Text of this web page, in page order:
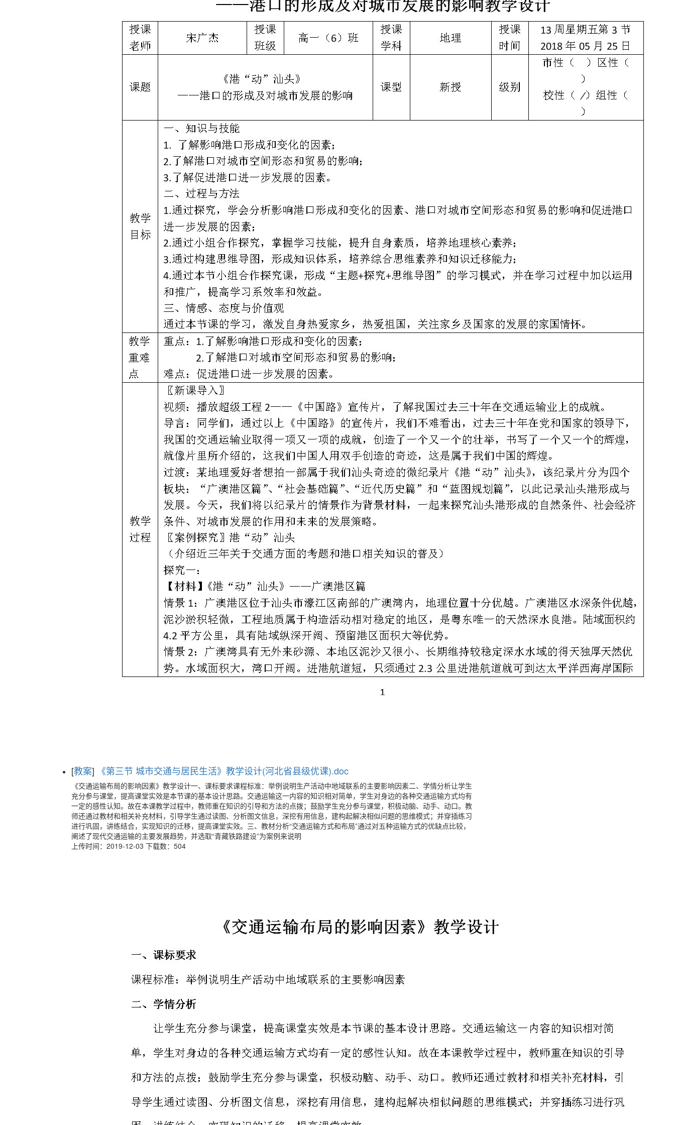
[教案] 《第三节 城市交通与居民生活》教学设计(河北省县级优课).doc
《交通运输布局的影响因素》教学设计一、课标要求课程标准：举例说明生产活动中地域联系的主要影响因素二、学情分析让学生
充分参与课堂，提高课堂实效是本节课的基本设计思路。交通运输这一内容的知识相对简单，学生对身边的各种交通运输方式均有
一定的感性认知。故在本课教学过程中，教师重在知识的引导和方法的点拨；鼓励学生充分参与课堂，积极动脑、动手、动口。教
师还通过教材和相关补充材料，引导学生通过读图、分析图文信息，深挖有用信息，建构起解决相似问题的思维模式；并穿插练习
进行巩固，讲练结合，实现知识的迁移，提高课堂实效。三、教材分析“交通运输方式和布局”通过对五种运输方式的优缺点比较，
阐述了现代交通运输的主要发展趋势，并选取“青藏铁路建设”为案例来说明
上传时间：2019-12-03 下载数：504